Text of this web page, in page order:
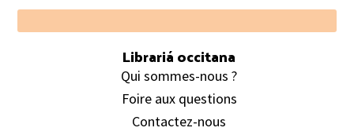
Footer
Librariá occitana
Qui sommes-nous ?
Foire aux questions
Contactez-nous